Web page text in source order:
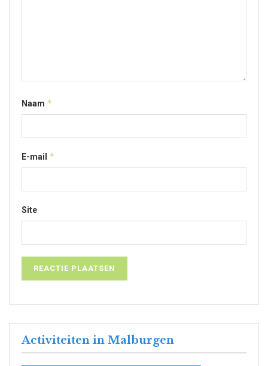
Naam *
E-mail *
Site
Activiteiten in Malburgen